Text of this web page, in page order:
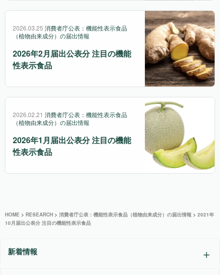
2026.03.25 消費者庁公表：機能性表示食品
（植物由来成分）の届出情報
2026年2月届出公表分 注目の機能
性表示食品
2026.02.21 消費者庁公表：機能性表示食品
（植物由来成分）の届出情報
2026年1月届出公表分 注目の機能
性表示食品
HOME > RESEARCH > 消費者庁公表：機能性表示食品（植物由来成分）の届出情報 > 2021年
10月届出公表分 注目の機能性表示食品
新着情報